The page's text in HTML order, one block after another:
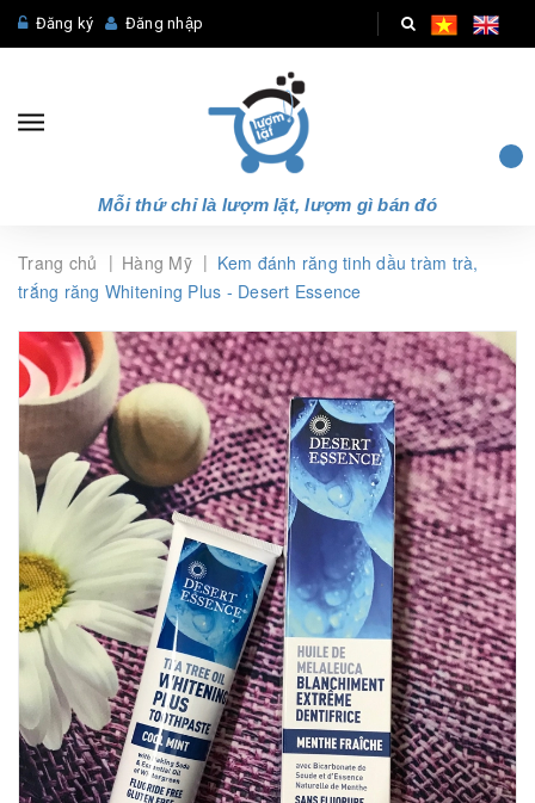
Đăng ký Đăng nhập
Mỗi thứ chỉ là lượm lặt, lượm gì bán đó
Trang chủ | Hàng Mỹ | Kem đánh răng tinh dầu tràm trà,
trắng răng Whitening Plus - Desert Essence